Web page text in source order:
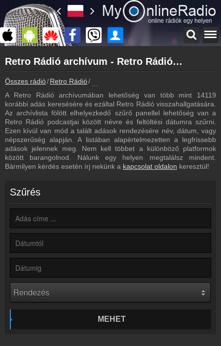
myonlineradio.hu
Retro Rádió
Vissza a Retro Rádió oldalára
Bejelentkezés
Hozz létre saját fiókot!
Most szól
Tudd meg mi szólt eddig
Frekvenciák
Retro Rádió frekvencia
Retro Rádió műsorai
Webkamera
Retro Rádió webkamera, élőkép
Hírek
Retro Rádió kapcsolatos hírek
Kapcsolat
Írj nekünk!
Partnerek
Rádiós partnerek
Rádió beágyazás
Ágyazd be weboldaladba
Retro Rádió archívum - Retro Rádió podcasts - Retro Rádió visszahallgatás
Összes rádió Retro Rádió
A Retro Rádió archívumában lehetőség van több mint 14119
korábbi adás keresésére és ezáltal Retro Rádió visszahallgatására.
Az archívlista fölött elhelyezkedő szűrő panellel lehetőség van a
Retro Rádió podcastjai között névre és feltöltési dátumra szűrni.
Ezen kívül van mód a talált adások rendezésére név, dátum, vagy
népszerűség alapján. A listában alapértelmezetten a legfrissebb
adások jelennek meg. Nem kell többet a különböző platformok
között barangolnod. Nálunk egy helyen megtalálsz mindent.
Bármilyen kérdés esetén írj nekünk a kapcsolat oldalon keresztül!
Szűrés
MEHET